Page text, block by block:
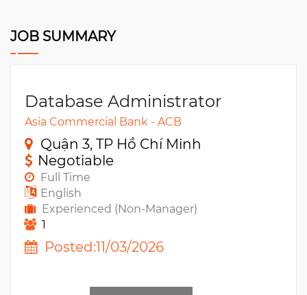
JOB SUMMARY
Database Administrator
Asia Commercial Bank - ACB
Quận 3, TP Hồ Chí Minh
Negotiable
Full Time
English
Experienced (Non-Manager)
1
Posted:11/03/2026